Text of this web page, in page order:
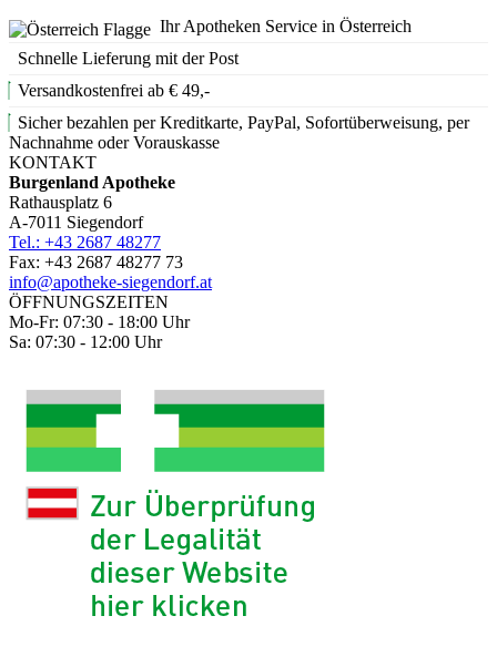
Ihr Apotheken Service in Österreich
Schnelle Lieferung mit der Post
Versandkostenfrei ab € 49,-
Sicher bezahlen per Kreditkarte, PayPal, Sofortüberweisung, per
Nachnahme oder Vorauskasse
KONTAKT
Burgenland Apotheke
Rathausplatz 6
A-7011 Siegendorf
Tel.: +43 2687 48277
Fax: +43 2687 48277 73
info@apotheke-siegendorf.at
ÖFFNUNGSZEITEN
Mo-Fr: 07:30 - 18:00 Uhr
Sa: 07:30 - 12:00 Uhr